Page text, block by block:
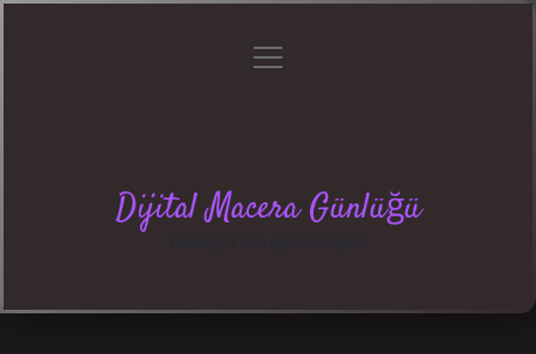
menüyü
Dijital Macera Günlüğü